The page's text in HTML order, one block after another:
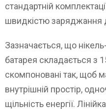
стандартній
швидкістю заряджання
Зазначається, що
батарея складається з
скомпоновані так, щоб
внутрішній простір,
щільність енергії.